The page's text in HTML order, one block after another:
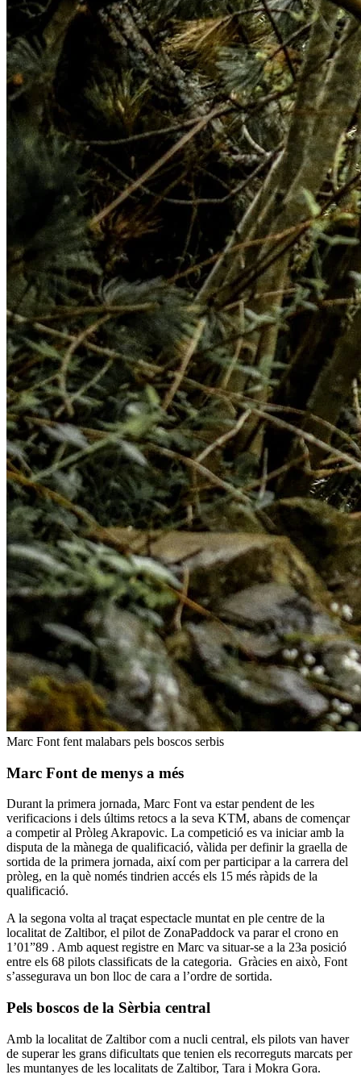
Marc Font fent malabars pels boscos serbis
Marc Font de menys a més
Durant la primera jornada, Marc Font va estar pendent de les
verificacions i dels últims retocs a la seva KTM, abans de començar
a competir al Pròleg Akrapovic. La competició es va iniciar amb la
disputa de la mànega de qualificació, vàlida per definir la graella de
sortida de la primera jornada, així com per participar a la carrera del
pròleg, en la què només tindrien accés els 15 més ràpids de la
qualificació.
A la segona volta al traçat espectacle muntat en ple centre de la
localitat de Zaltibor, el pilot de ZonaPaddock va parar el crono en
1’01”89 . Amb aquest registre en Marc va situar-se a la 23a posició
entre els 68 pilots classificats de la categoria. Gràcies en això, Font
s’assegurava un bon lloc de cara a l’ordre de sortida.
Pels boscos de la Sèrbia central
Amb la localitat de Zaltibor com a nucli central, els pilots van haver
de superar les grans dificultats que tenien els recorreguts marcats per
les muntanyes de les localitats de Zaltibor, Tara i Mokra Gora.